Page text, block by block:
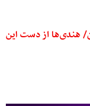
هندی‌ها از دست این